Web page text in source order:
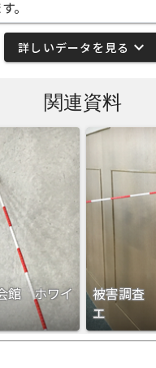
。
詳しいデータを見る expand_more
関連資料
館 ホワイ
被害調査
エ